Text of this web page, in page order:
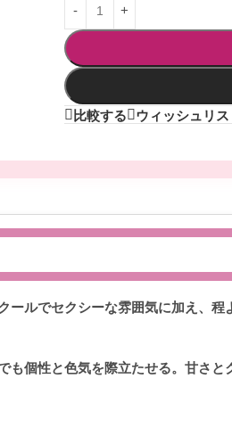
比較する ウィッシュリ
ルでセクシーな雰囲気に加え、
個性と色気を際立たせる。甘さ